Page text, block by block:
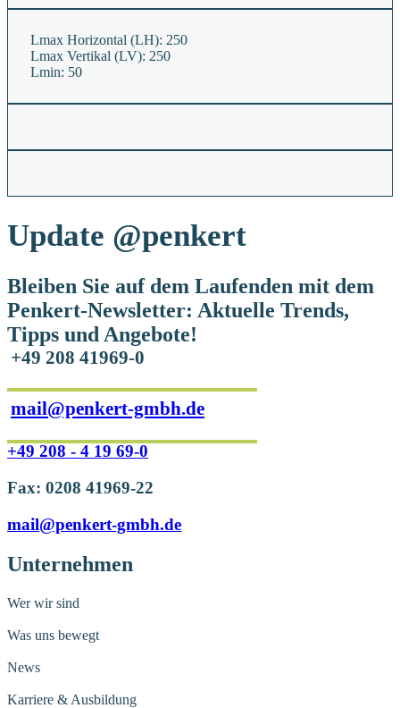
Lmax Horizontal (LH): 250
Lmax Vertikal (LV): 250
Lmin: 50
Update @penkert
Bleiben Sie auf dem Laufenden mit dem
Penkert-Newsletter: Aktuelle Trends,
Tipps und Angebote!
+49 208 41969-0
mail@penkert-gmbh.de
+49 208 - 4 19 69-0
Fax: 0208 41969-22
mail@penkert-gmbh.de
Unternehmen
Wer wir sind
Was uns bewegt
News
Karriere & Ausbildung